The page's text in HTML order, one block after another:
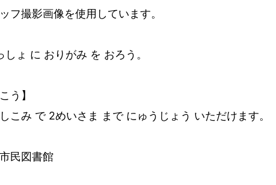
フ撮影画像を使用しています。
しょ に おりがみ を おろう。
う】
こみ で 2めいさま まで にゅうじょう いただけます。
民図書館